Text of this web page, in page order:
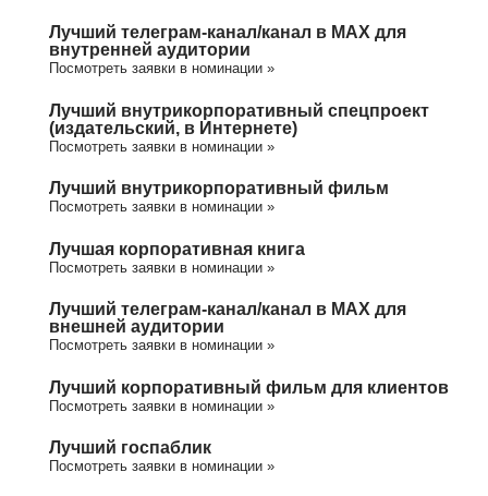
Лучший телеграм-канал/канал в МАХ для
внутренней аудитории
Посмотреть заявки в номинации »
Лучший внутрикорпоративный спецпроект
(издательский, в Интернете)
Посмотреть заявки в номинации »
Лучший внутрикорпоративный фильм
Посмотреть заявки в номинации »
Лучшая корпоративная книга
Посмотреть заявки в номинации »
Лучший телеграм-канал/канал в МАХ для
внешней аудитории
Посмотреть заявки в номинации »
Лучший корпоративный фильм для клиентов
Посмотреть заявки в номинации »
Лучший госпаблик
Посмотреть заявки в номинации »